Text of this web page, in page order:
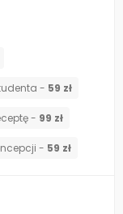
- 59 zł
- 99 zł
- 59 zł